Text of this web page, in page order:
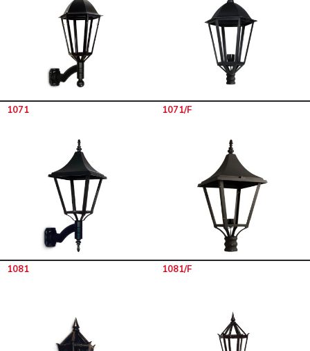
1071 1071/F
1081 1081/F